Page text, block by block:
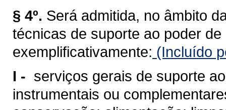
§ 4º. Será admitida, no âmbito
técnicas de suporte ao poder
exemplificativamente: (Incluído
I - serviços gerais de suporte
instrumentais ou